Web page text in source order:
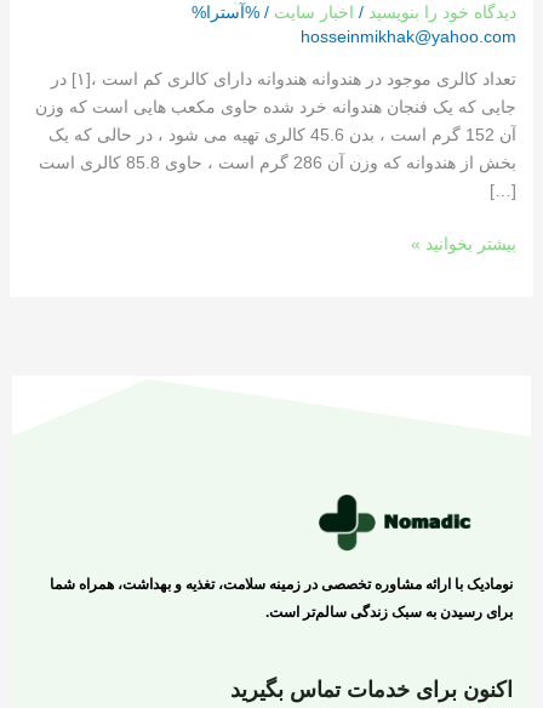
دیدگاه‌ خود را بنویسید / اخبار سایت / %آسترا%
hosseinmikhak@yahoo.com
تعداد کالری موجود در هندوانه هندوانه دارای کالری کم است ،[١] در
جایی که یک فنجان هندوانه خرد شده حاوی مکعب هایی است که وزن
آن 152 گرم است ، بدن 45.6 کالری تهیه می شود ، در حالی که یک
بخش از هندوانه که وزن آن 286 گرم است ، حاوی 85.8 کالری است
[…]
بیشتر بخوانید »
نومادیک با ارائه مشاوره تخصصی در زمینه سلامت، تغذیه و بهداشت، همراه شما
برای رسیدن به سبک زندگی سالم‌تر است.
اکنون برای خدمات تماس بگیرید